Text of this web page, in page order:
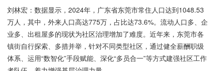
刘林宏：数据显示，2024年，广东省东莞市常住人口达到1048.53
万人，其中，外来人口高达775万，占比达73.6%。流动人口多、企
业多、出租屋多的现状为社区治理增加了难度。近年来，东莞市各
镇街自行探索、多措并举，针对不同类型社区，通过健全薪酬职级
体系、运用“数智化”手段赋能、深化“多员合一”等方式建强社区工作